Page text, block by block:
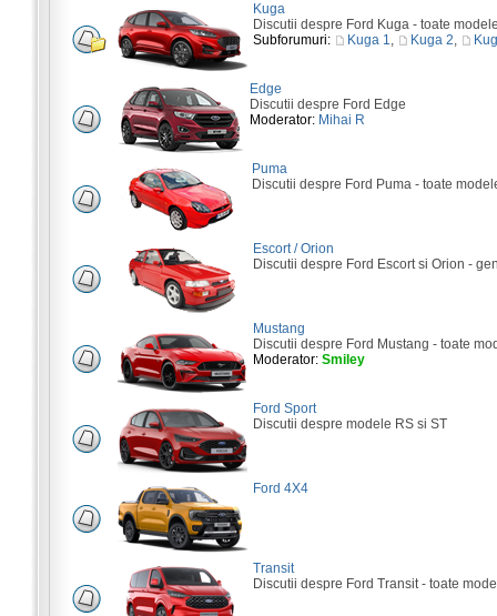
Kuga
Discutii despre Ford Kuga - toate
Subforumuri:
Kuga 1, Kuga 2,
Edge
Discutii despre Ford Edge
Moderator: Mihai R
Puma
Discutii despre Ford Puma - toate
Escort / Orion
Discutii despre Ford Escort si Orion -
Mustang
Discutii despre Ford Mustang - toate
Moderator: Smiley
Ford Sport
Discutii despre modele RS si ST
Ford 4X4
Transit
Discutii despre Ford Transit - toate